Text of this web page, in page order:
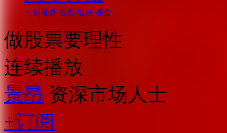
一起看盘 股票 板块 基金
做股票要理性
连续播放
景昂 资深市场人士
+订阅